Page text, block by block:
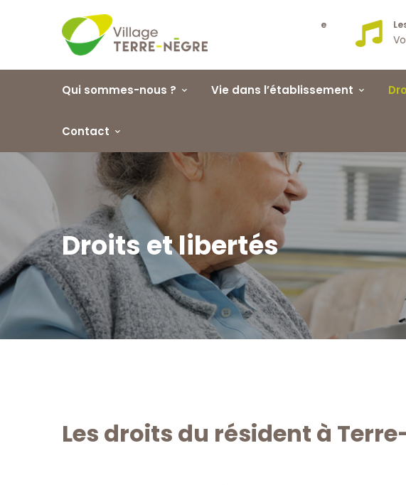
Demande d'admission
Inscription en ligne
Qui sommes-nous ? Vie dans l’établissement
Contact
Droits et libertés
Les droits du résident à